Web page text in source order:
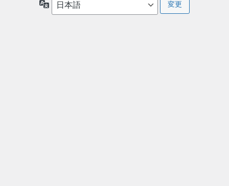
語